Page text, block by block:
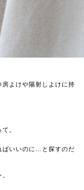
よけや陽射しよけに持
。
ばいいのに…と探すのだ